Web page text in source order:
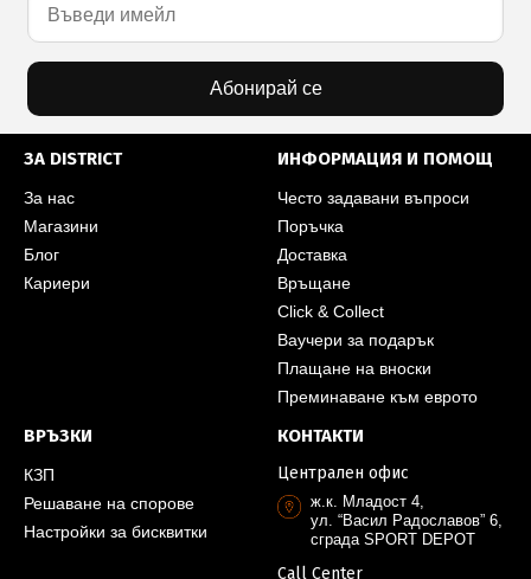
Абонирай се
ЗА DISTRICT
За нас
Магазини
Блог
Кариери
ИНФОРМАЦИЯ И ПОМОЩ
Често задавани въпроси
Поръчка
Доставка
Връщане
Click & Collect
Ваучери за подарък
Плащане на вноски
Преминаване към еврото
ВРЪЗКИ
КЗП
Решаване на спорове
Настройки за бисквитки
КОНТАКТИ
Централен офис
ж.к. Младост 4,
ул. “Васил Радославов” 6,
сграда SPORT DEPOT
Call Center